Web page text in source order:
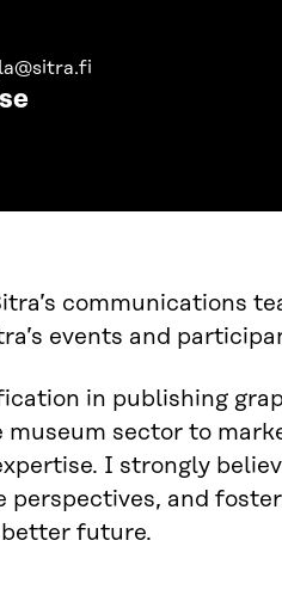
communications
events and
in publishing
sector to
I strongly
perspectives, and
future.